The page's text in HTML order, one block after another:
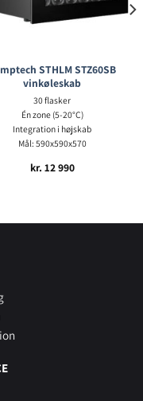
STHLM STZ60SB
vinkøleskab
30 flasker
Én zone (5-20°C)
Integration i højskab
Mål: 590x590x570
kr. 12 990